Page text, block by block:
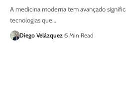
A medicina moderna tem avançado
tecnologias que…
Diego Velázquez 5 Min Read